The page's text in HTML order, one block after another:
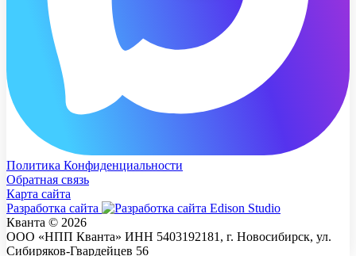
Политика Конфиденциальности
Обратная связь
Карта сайта
Разработка сайта
Кванта © 2026
ООО «НПП Кванта» ИНН 5403192181, г. Новосибирск, ул.
Сибиряков-Гвардейцев 56